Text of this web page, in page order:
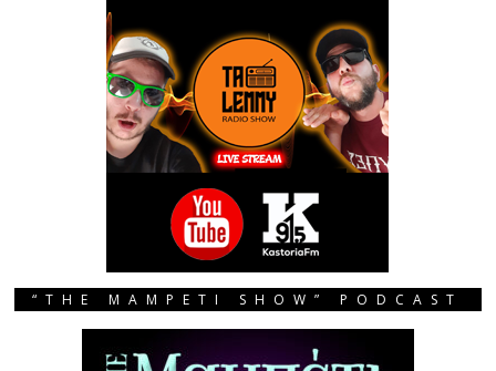
“THE MAMPETI SHOW” PODCAST